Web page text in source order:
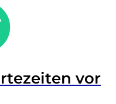
vor